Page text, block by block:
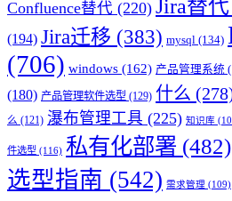
Confluence替代 (220) Jira替代
(194) Jira迁移 (383) mysql (134)
(706) windows (162) 产品管理系统
(180) 产品管理软件选型 (129) 什么
么 (121) 瀑布管理工具 (225) 知识库
件选型 (116) 私有化部署 (482)
选型指南 (542) 需求管理 (109)